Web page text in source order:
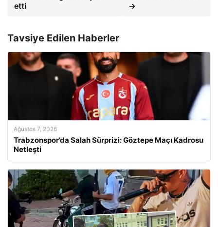
etti
→
Tavsiye Edilen Haberler
Ağustos 7, 2026
Trabzonspor’da Salah Sürprizi: Göztepe Maçı Kadrosu
Netleşti